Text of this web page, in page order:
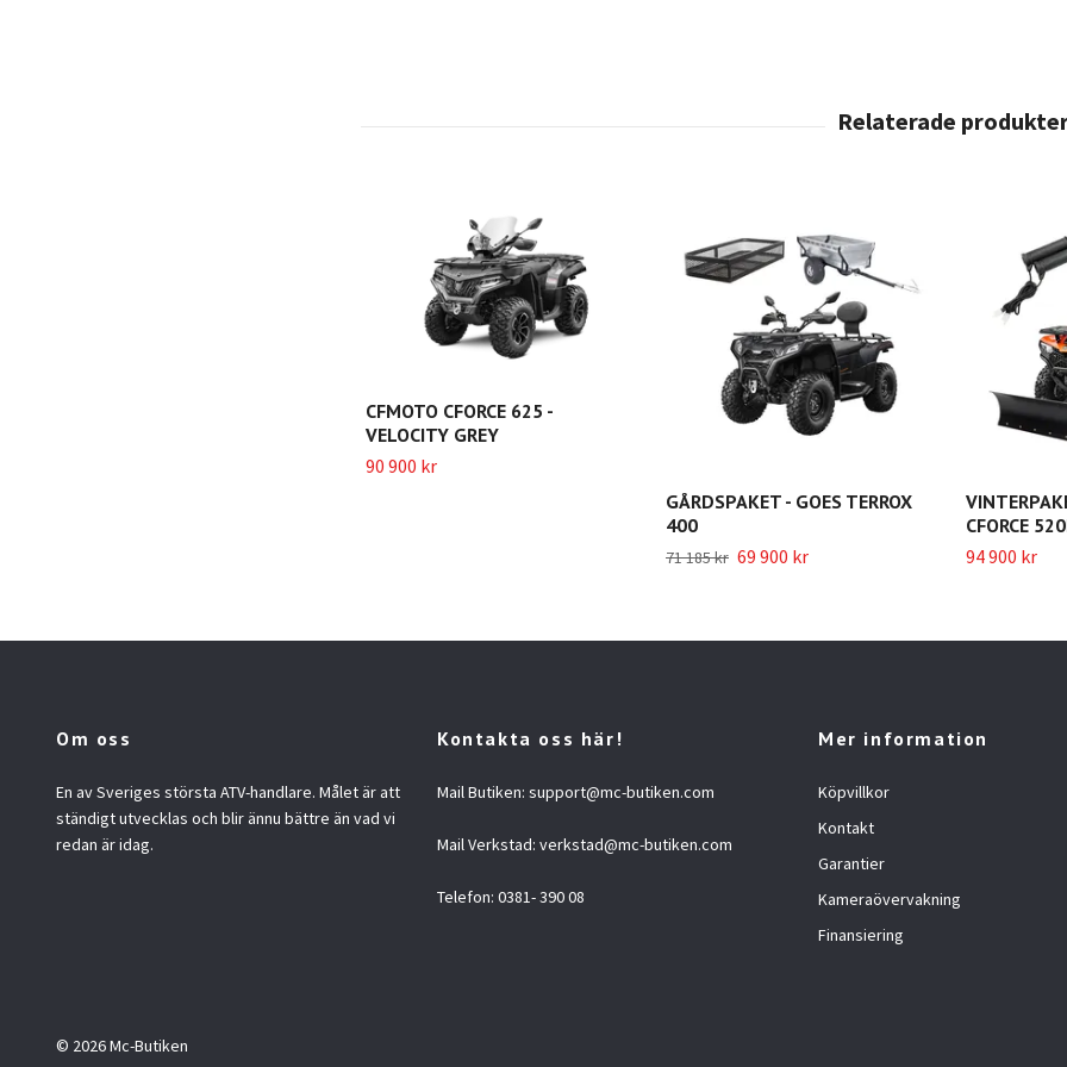
CFMOTO CFORCE 625 -
VELOCITY GREY
90 900 kr
GÅRDSPAKET - GOES TERROX
400
71 185 kr 69 900 kr
CFORCE
94 900 kr
Om oss
En av Sveriges största ATV-handlare. Målet är att
ständigt utvecklas och blir ännu bättre än vad vi
redan är idag.
Kontakta oss här!
Mail Butiken: support@mc-butiken.com
Mail Verkstad: verkstad@mc-butiken.com
Telefon: 0381- 390 08
Mer information
Köpvillkor
Kontakt
Garantier
Kameraövervakning
Finansiering
© 2026 Mc-Butiken